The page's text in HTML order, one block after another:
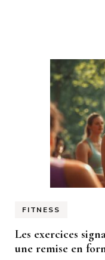
FITNESS
Les exercices
une remise en